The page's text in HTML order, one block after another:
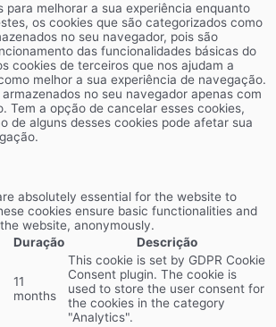
para melhorar a sua experiência enquanto
os cookies que são categorizados como
no seu navegador, pois são
das funcionalidades básicas do
cookies de terceiros que nos ajudam a
melhor a sua experiência de navegação.
no seu navegador apenas com
Tem a opção de cancelar esses cookies,
de alguns desses cookies pode afetar sua
absolutely essential for the website to
cookies ensure basic functionalities and
website, anonymously.
Duração Descrição
11
months
This cookie is set by GDPR Cookie
Consent plugin. The cookie is
used to store the user consent for
the cookies in the category
"Analytics".